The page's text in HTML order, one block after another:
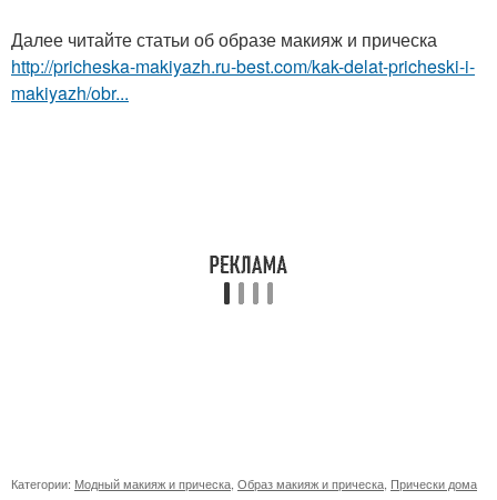
Далее читайте статьи об образе макияж и прическа
http://pricheska-makiyazh.ru-best.com/kak-delat-pricheski-i-
makiyazh/obr...
Категории: Модный макияж и прическа Образ макияж и прическа Прически дома